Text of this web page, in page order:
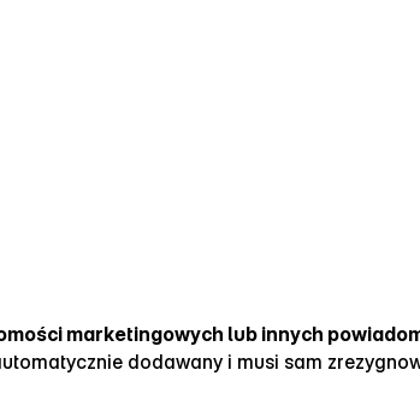
marketingowych lub innych
dodawany i musi sam